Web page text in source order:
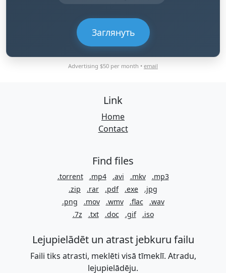
Заглянуть
Advertising $50 per month • email
Link
Home
Contact
Find files
.torrent .mp4 .avi .mkv
.mp3
.zip
.rar .pdf .exe
.jpg
.png
.mov .wmv .flac
.wav
.7z
.txt .doc .gif .iso
Lejupielādēt un atrast jebkuru failu
Faili tiks atrasti, meklēti visā tīmeklī. Atradu,
lejupielādēju.